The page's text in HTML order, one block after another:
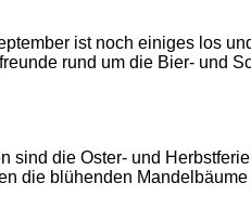
ist noch einiges los
rund um die Bier- und
die Oster- und
die blühenden